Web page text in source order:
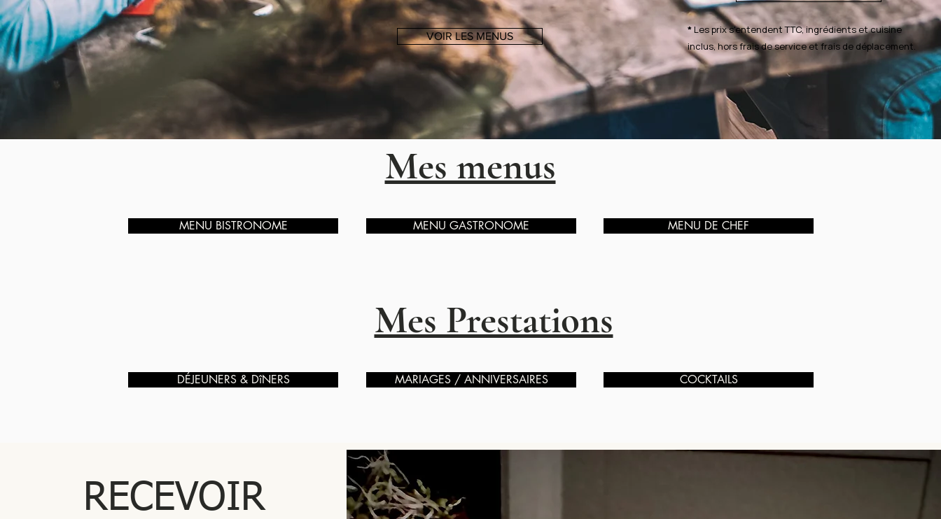
VOIR LES MENUS
*Les prix s'entendent TTC, ingrédients et cuisine
inclus, hors frais de service et frais de déplacement.
Mes menus
MENU BISTRONOME MENU GASTRONOME MENU DE CHEF
Mes Prestations
DÉJEUNERS & DîNERS MARIAGES / ANNIVERSAIRES COCKTAILS
RECEVOIR